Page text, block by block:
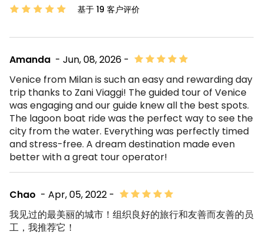
基于 19 客户评价
- Jun, 08, 2026 -
Amanda
Venice from Milan is such an easy and rewarding day
trip thanks to Zani Viaggi! The guided tour of Venice
was engaging and our guide knew all the best spots.
The lagoon boat ride was the perfect way to see the
city from the water. Everything was perfectly timed
and stress-free. A dream destination made even
better with a great tour operator!
- Apr, 05, 2022 -
Chao
我见过的最美丽的城市！组织良好的旅行和友善而友善的员
工，我推荐它！